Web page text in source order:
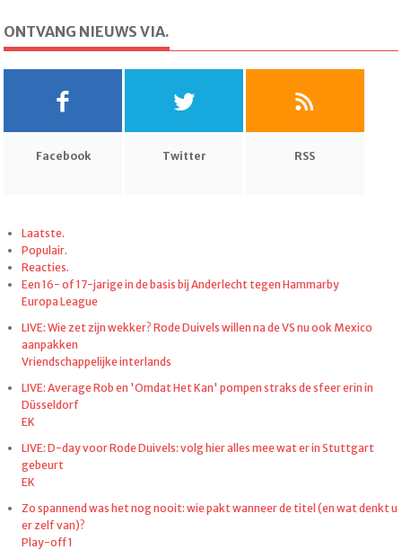
ONTVANG NIEUWS VIA.
Facebook Twitter RSS
Laatste.
Populair.
Reacties.
Een 16- of 17-jarige in de basis bij Anderlecht tegen Hammarby
Europa League
LIVE: Wie zet zijn wekker? Rode Duivels willen na de VS nu ook Mexico
aanpakken
Vriendschappelijke interlands
LIVE: Average Rob en 'Omdat Het Kan' pompen straks de sfeer erin in
Düsseldorf
EK
LIVE: D-day voor Rode Duivels: volg hier alles mee wat er in Stuttgart
gebeurt
EK
Zo spannend was het nog nooit: wie pakt wanneer de titel (en wat denkt u
er zelf van)?
Play-off 1